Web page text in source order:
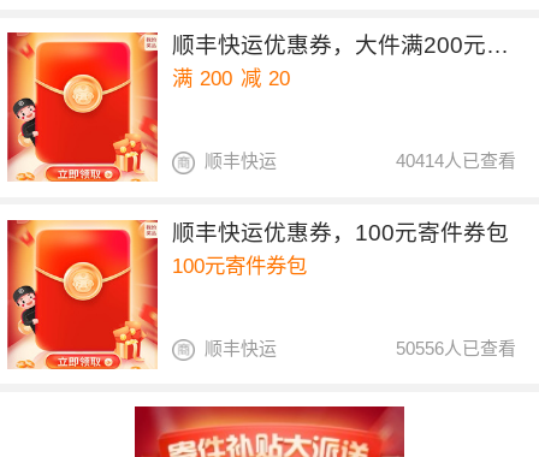
顺丰快运优惠券，大件满200元减20元
满 200 减 20
40414人已查看
顺丰快运
顺丰快运优惠券，100元寄件券包
100元寄件券包
50556人已查看
顺丰快运